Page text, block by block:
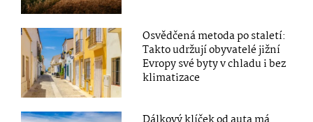
Osvědčená metoda po staletí:
Takto udržují obyvatelé jižní
Evropy své byty v chladu i bez
klimatizace